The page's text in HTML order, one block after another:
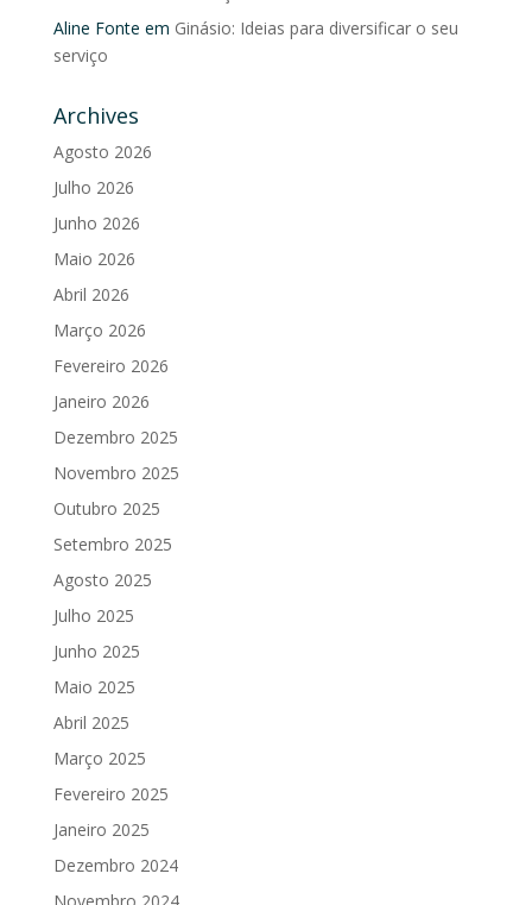
Aline Fonte em Ginásio: Ideias para diversificar o seu
serviço
Archives
Agosto 2026
Julho 2026
Junho 2026
Maio 2026
Abril 2026
Março 2026
Fevereiro 2026
Janeiro 2026
Dezembro 2025
Novembro 2025
Outubro 2025
Setembro 2025
Agosto 2025
Julho 2025
Junho 2025
Maio 2025
Abril 2025
Março 2025
Fevereiro 2025
Janeiro 2025
Dezembro 2024